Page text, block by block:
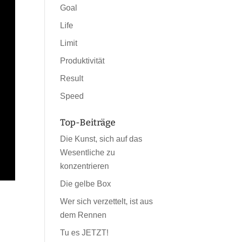
Goal
Life
Limit
Produktivität
Result
Speed
Top-Beiträge
Die Kunst, sich auf das
Wesentliche zu
konzentrieren
Die gelbe Box
Wer sich verzettelt, ist aus
dem Rennen
Tu es JETZT!